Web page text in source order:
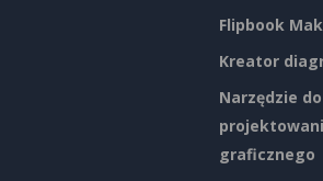
Flipbook
Kreator
Narzędzie do
graficznego